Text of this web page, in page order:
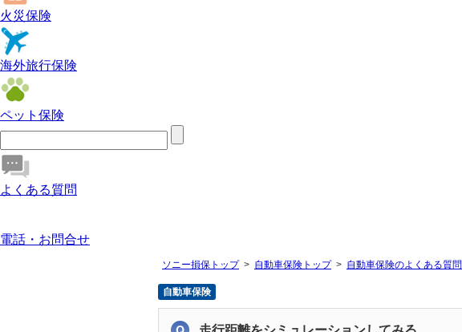
火災保険
海外旅行保険
ペット保険
よくある質問
電話・お問合せ
ソニー損保トップ 自動車保険トップ 自動車保険のよくある質問
自動車保険